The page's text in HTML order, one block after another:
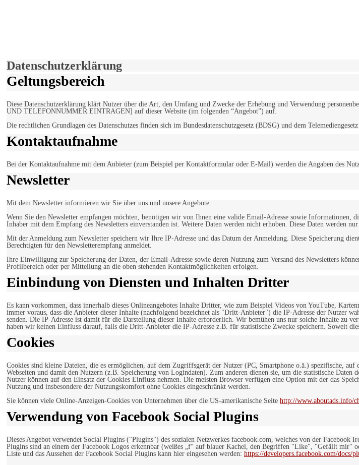
Datenschutzerklärung
Geltungsbereich
Diese Datenschutzerklärung klärt Nutzer über die Art, den Umfang und Zwecke der Erhebung und Verwendung
UND TELEFONNUMMER EINTRAGEN] auf dieser Website (im folgenden “Angebot”) auf.
Die rechtlichen Grundlagen des Datenschutzes finden sich im Bundesdatenschutzgesetz (BDSG) und dem
Kontaktaufnahme
Bei der Kontaktaufnahme mit dem Anbieter (zum Beispiel per Kontaktformular oder E-Mail) werden die Angaben des
Newsletter
Mit dem Newsletter informieren wir Sie über uns und unsere Angebote.
Wenn Sie den Newsletter empfangen möchten, benötigen wir von Ihnen eine valide Email-Adresse sowie Informationen,
Inhaber mit dem Empfang des Newsletters einverstanden ist. Weitere Daten werden nicht erhoben. Diese Daten werden
Mit der Anmeldung zum Newsletter speichern wir Ihre IP-Adresse und das Datum der Anmeldung. Diese Speicherung
Berechtigten für den Newsletterempfang anmeldet.
Ihre Einwilligung zur Speicherung der Daten, der Email-Adresse sowie deren Nutzung zum Versand des Newsletters
Profilbereich oder per Mitteilung an die oben stehenden Kontaktmöglichkeiten erfolgen.
Einbindung von Diensten und Inhalten Dritter
Es kann vorkommen, dass innerhalb dieses Onlineangebotes Inhalte Dritter, wie zum Beispiel Videos von YouTube,
immer voraus, dass die Anbieter dieser Inhalte (nachfolgend bezeichnet als "Dritt-Anbieter") die IP-Adresse der Nutzer
senden. Die IP-Adresse ist damit für die Darstellung dieser Inhalte erforderlich. Wir bemühen uns nur solche Inhalte zu
haben wir keinen Einfluss darauf, falls die Dritt-Anbieter die IP-Adresse z.B. für statistische Zwecke speichern. Soweit
Cookies
Cookies sind kleine Dateien, die es ermöglichen, auf dem Zugriffsgerät der Nutzer (PC, Smartphone o.ä.) spezifische,
Webseiten und damit den Nutzern (z.B. Speicherung von Logindaten). Zum anderen dienen sie, um die statistische Daten
Nutzer können auf den Einsatz der Cookies Einfluss nehmen. Die meisten Browser verfügen eine Option mit der das
Nutzung und insbesondere der Nutzungskomfort ohne Cookies eingeschränkt werden.
Sie können viele Online-Anzeigen-Cookies von Unternehmen über die US-amerikanische Seite http://www.aboutads.info/
Verwendung von Facebook Social Plugins
Dieses Angebot verwendet Social Plugins ("Plugins") des sozialen Netzwerkes facebook.com, welches von der
Plugins sind an einem der Facebook Logos erkennbar (weißes „f“ auf blauer Kachel, den Begriffen "Like", "Gefällt mir"
Liste und das Aussehen der Facebook Social Plugins kann hier eingesehen werden: https://developers.facebook.com/docs/